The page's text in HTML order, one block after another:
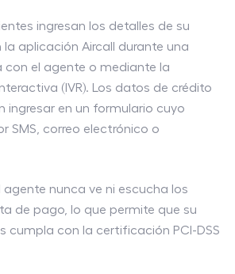
ingresan los detalles de su
aplicación Aircall durante una
con el agente o mediante la
(IVR). Los datos de crédito
ingresar en un formulario cuyo
SMS, correo electrónico o
agente nunca ve ni escucha los
de pago, lo que permite que su
cumpla con la certificación PCI-DSS